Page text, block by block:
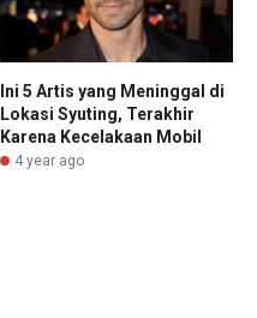
Ini 5 Artis yang Meninggal di
Lokasi Syuting, Terakhir
Karena Kecelakaan Mobil
4 year ago